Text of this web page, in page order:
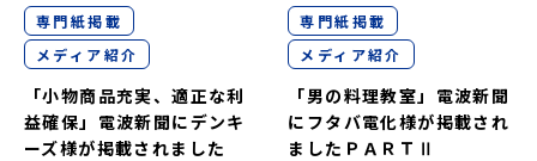
専門紙掲載
メディア紹介
「小物商品充実、適正な利
益確保」電波新聞にデンキ
ーズ様が掲載されました
専門紙掲載
メディア紹介
「男の料理教室」電波新聞
にフタバ電化様が掲載され
ましたＰＡＲＴⅡ